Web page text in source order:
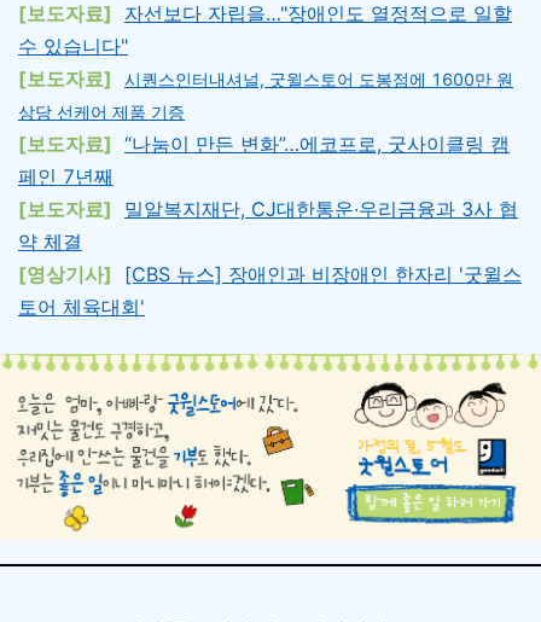
[보도자료]
자선보다 자립을…"장애인도 열정적으로 일할
수 있습니다"
[보도자료]
시퀀스인터내셔널, 굿윌스토어 도봉점에 1600만 원
상당 선케어 제품 기증
[보도자료] “나눔이 만든 변화”…에코프로, 굿사이클링 캠
페인 7년째
[보도자료]
밀알복지재단, CJ대한통운·우리금융과 3사 협
약 체결
[영상기사]
[CBS 뉴스] 장애인과 비장애인 한자리 '굿윌스
토어 체육대회'